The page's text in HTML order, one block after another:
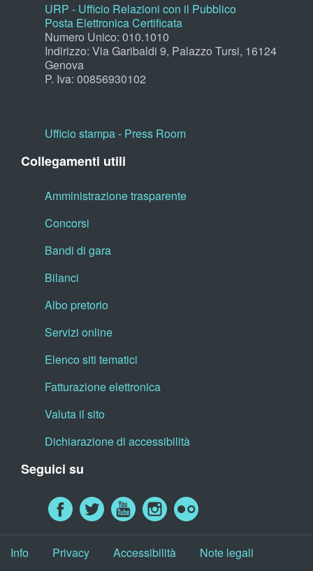
URP - Ufficio Relazioni con il Pubblico
Posta Elettronica Certificata
Numero Unico: 010.1010
Indirizzo: Via Garibaldi 9, Palazzo Tursi, 16124
Genova
P. Iva: 00856930102
Ufficio stampa - Press Room
Collegamenti utili
Amministrazione trasparente
Concorsi
Bandi di gara
Bilanci
Albo pretorio
Servizi online
Elenco siti tematici
Fatturazione elettronica
Valuta il sito
Dichiarazione di accessibilità
Seguici su
Info Privacy Accessibilità Note legali